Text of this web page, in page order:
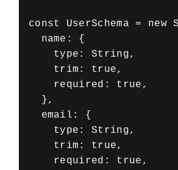
const UserSchema = new
name: {
type: String,
trim: true,
required: true,
},
email: {
type: String,
trim: true,
required: true,